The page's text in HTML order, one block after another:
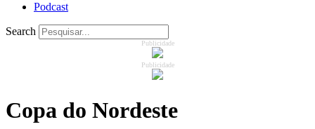
Podcast
Search
Publicidade
Publicidade
Copa do Nordeste